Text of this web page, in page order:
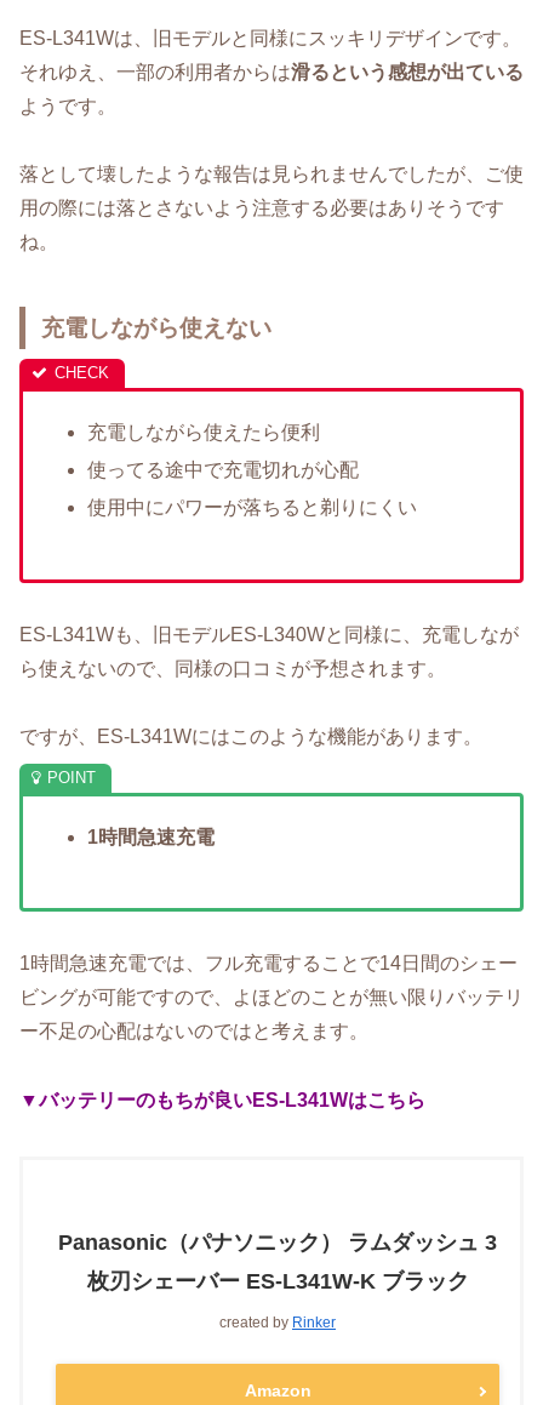
ES-L341Wは、旧モデルと同様にスッキリデザインです。
それゆえ、一部の利用者からは滑るという感想が出ている
ようです。
落として壊したような報告は見られませんでしたが、ご使
用の際には落とさないよう注意する必要はありそうです
ね。
充電しながら使えない
充電しながら使えたら便利
使ってる途中で充電切れが心配
使用中にパワーが落ちると剃りにくい
ES-L341Wも、旧モデルES-L340Wと同様に、充電しなが
ら使えないので、同様の口コミが予想されます。
ですが、ES-L341Wにはこのような機能があります。
1時間急速充電
1時間急速充電では、フル充電することで14日間のシェー
ビングが可能ですので、よほどのことが無い限りバッテリ
ー不足の心配はないのではと考えます。
▼バッテリーのもちが良いES-L341Wはこちら
Panasonic（パナソニック） ラムダッシュ 3
枚刃シェーバー ES-L341W-K ブラック
created by Rinker
Amazon